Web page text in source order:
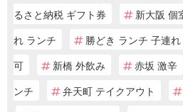
るさと納税 ギフト券
新大阪 個
れ ランチ
勝どき ランチ 子連れ
可
新橋 外飲み 赤坂 激辛
ンチ
弁天町 テイクアウト